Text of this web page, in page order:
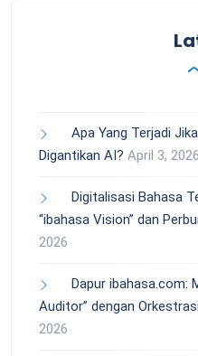
Apa Yang Terjadi
Digantikan AI? April 3, 2026
Digitalisasi Bahasa
“ibahasa Vision” dan
2026
Dapur ibahasa.com:
Auditor” dengan
2026